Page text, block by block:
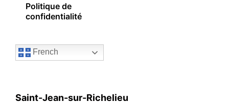
Politique de
confidentialité
French
Saint-Jean-sur-Richelieu